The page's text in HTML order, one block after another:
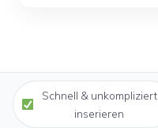
Schnell & unkompliziert
inserieren